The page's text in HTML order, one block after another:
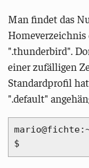
Man findet das
".thunderbird".
einer zufälligen
Standardprofil
".default"
$